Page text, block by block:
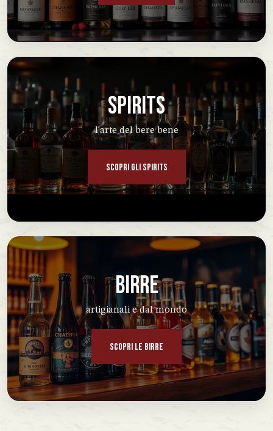
SPIRITS
l'arte del bere bene
SCOPRI GLI SPIRITS
BIRRE
artigianali e dal mondo
SCOPRI LE BIRRE